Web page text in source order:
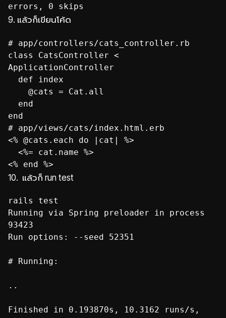
errors, 0 skips
9. แล้วก็เขียนโค้ด
# app/controllers/cats_controller.rb
class CatsController <
ApplicationController
def index
@cats = Cat.all
end
# app/views/cats/index.html.erb
<% @cats.each do |cat| %>
<%= cat.name %>
10. แล้วก็ run test
rails test
Running via Spring preloader in process
93423
Run options: --seed 52351
# Running:
..
Finished in 0.193870s, 10.3162 runs/s,